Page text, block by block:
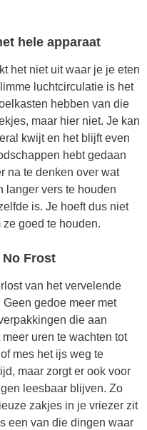
hele apparaat
het niet uit waar je je eten
luchtcirculatie is het
hebben van die
maar hier niet. Je kan
kwijt en het blijft even
hebt gedaan
na te denken over wat
langer vers te houden
is. Je hoeft dus niet
goed te houden.
Frost
van het vervelende
gedoe meer met
die aan
uren te wachten tot
mes het ijs weg te
maar zorgt er ook voor
leesbaar blijven. Zo
zakjes in je vriezer zit
een van die dingen waar